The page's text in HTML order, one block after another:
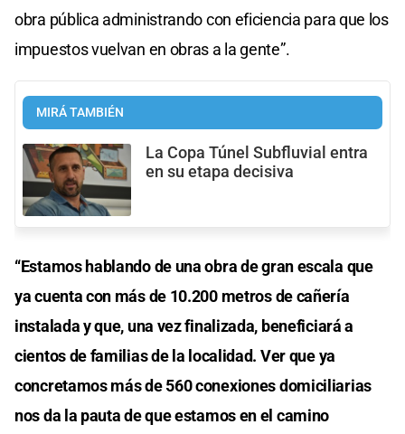
obra pública administrando con eficiencia para que los
impuestos vuelvan en obras a la gente”.
MIRÁ TAMBIÉN
La Copa Túnel Subfluvial entra
en su etapa decisiva
“Estamos hablando de una obra de gran escala que
ya cuenta con más de 10.200 metros de cañería
instalada y que, una vez finalizada, beneficiará a
cientos de familias de la localidad. Ver que ya
concretamos más de 560 conexiones domiciliarias
nos da la pauta de que estamos en el camino